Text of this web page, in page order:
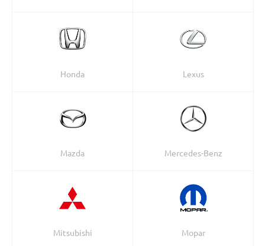
Honda Lexus
Mazda Mercedes-Benz
Mitsubishi Mopar